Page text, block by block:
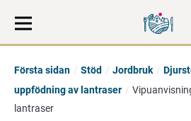
direkt
till
på
hela
Första sidan Stöd Jordbruk
uppfödning av lantraser
lantraser